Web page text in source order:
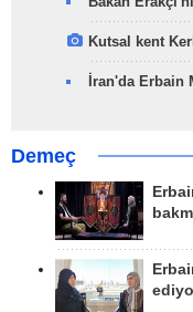
Kutsal kent
İran'da Erbain
Demeç